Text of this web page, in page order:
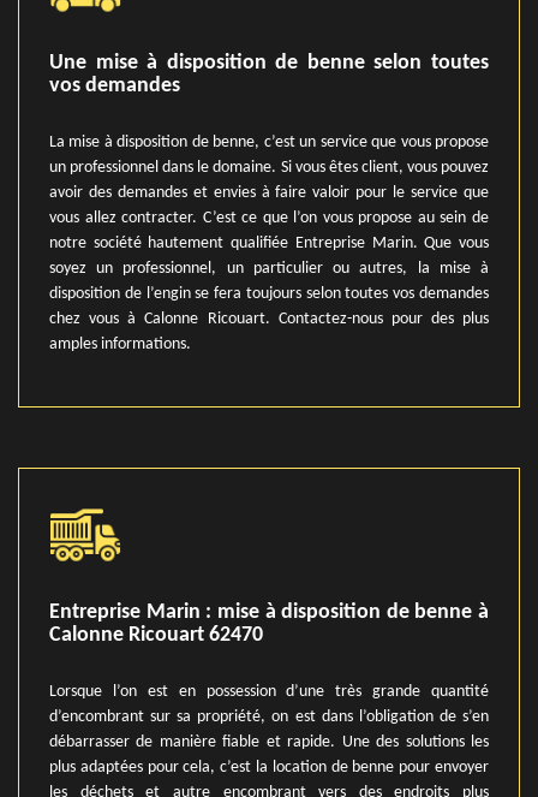
Une mise à disposition de benne selon toutes
vos demandes
La mise à disposition de benne, c’est un service que vous propose
un professionnel dans le domaine. Si vous êtes client, vous pouvez
avoir des demandes et envies à faire valoir pour le service que
vous allez contracter. C’est ce que l’on vous propose au sein de
notre société hautement qualifiée Entreprise Marin. Que vous
soyez un professionnel, un particulier ou autres, la mise à
disposition de l’engin se fera toujours selon toutes vos demandes
chez vous à Calonne Ricouart. Contactez-nous pour des plus
amples informations.
Entreprise Marin : mise à disposition de benne à
Calonne Ricouart 62470
Lorsque l’on est en possession d’une très grande quantité
d’encombrant sur sa propriété, on est dans l’obligation de s’en
débarrasser de manière fiable et rapide. Une des solutions les
plus adaptées pour cela, c’est la location de benne pour envoyer
les déchets et autre encombrant vers des endroits plus